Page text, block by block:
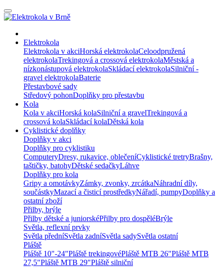
Elektrokola
Elektrokola v akciHorská elektrokolaCeloodpružená
elektrokolaTrekingová a crossová elektrokolaMěstská a
nízkonástupová elektrokolaSkládací elektrokolaSilniční -
gravel elektrokolaBaterie
Přestavbové sady
Středový pohonDoplňky pro přestavbu
Kola
Kola v akciHorská kolaSilniční a gravelTrekingová a
crossová kolaSkládací kolaDětská kola
Cyklistické doplňky
Doplňky v akci
Doplňky pro cyklistiku
ComputeryDresy, rukavice, oblečeníCyklistické tretryBrašny,
taštičky, batohyDětské sedačkyLáhve
Doplňky pro kola
Gripy a omotávkyZámky, zvonky, zrcátkaNáhradní díly,
součástkyMazací a čisticí prostředkyNářadí, pumpyDoplňky a
ostatní zboží
Přilby, brýle
Přilby dětské a juniorskéPřilby pro dospěléBrýle
Světla, reflexní prvky
Světla předníSvětla zadníSvětla sadySvětla ostatní
Pláště
Pláště 10"-24"Pláště trekingovéPláště MTB 26"Pláště MTB
27,5"Pláště MTB 29"Pláště silniční